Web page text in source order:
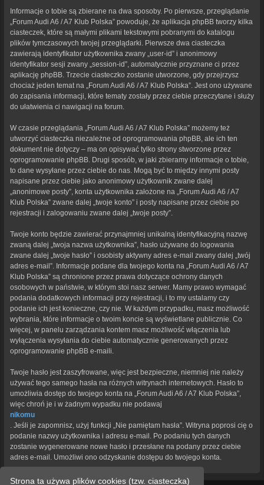
Strona ta używa plików cookies (tzw. ciasteczka)
Informacje o tobie są zbierane na dwa sposoby. Po pierwsze, przeglądanie
„Forum Audi A6 / A7 Klub Polska” powoduje, że aplikacja phpBB tworzy kilka
ciasteczek, które są małymi plikami tekstowymi pobranymi do katalogu
plików tymczasowych twojej przeglądarki. Pierwsze dwa ciasteczka
zawierają identyfikator użytkownika zwany „user-id” i anonimowy
identyfikator sesji zwany „session-id”, automatycznie przyznane ci przez
aplikację phpBB. Trzecie ciasteczko zostanie utworzone, gdy przejrzysz
chociaż jeden temat na „Forum Audi A6 / A7 Klub Polska”. Jest ono używane
do zapisania informacji, które tematy zostały przez ciebie przeczytane i służy
do ułatwienia ci nawigacji na forum.
W czasie przeglądania „Forum Audi A6 / A7 Klub Polska” możemy też
utworzyć ciasteczka niezależne od oprogramowania phpBB, ale ich ten
dokument nie dotyczy – ma on opisywać tylko strony stworzone przez
oprogramowanie phpBB. Drugi sposób, w jaki zbieramy informacje o tobie,
to dane wysyłane przez ciebie do nas. Mogą być to między innymi posty
napisane przez ciebie jako anonimowy użytkownik zwane dalej
„anonimowe posty”, konta użytkownika założone na „Forum Audi A6 / A7
Klub Polska” zwane dalej „twoje konto” i posty napisane przez ciebie po
rejestracji i zalogowaniu zwane dalej „twoje posty”.
Twoje konto będzie zawierać przynajmniej unikalną identyfikacyjną nazwę
zwaną dalej „twoja nazwa użytkownika”, hasło używane do logowania
zwane dalej „twoje hasło” i osobisty aktywny adres e-mail zwany dalej „twój
adres e-mail”. Informacje podane dla twojego konta na „Forum Audi A6 / A7
Klub Polska” są chronione przez prawa dotyczące ochrony danych
osobowych w państwie, w którym stoi nasz serwer. Mamy prawo wymagać
podania dodatkowych informacji przy rejestracji, i to my ustalamy czy
podanie ich jest konieczne, czy nie. W każdym przypadku, masz możliwość
wybrania, które informacje o twoim koncie są wyświetlane publicznie. Co
więcej, w panelu zarządzania kontem masz możliwość włączenia lub
wyłączenia wysyłania do ciebie automatycznie generowanych przez
oprogramowanie phpBB e-maili.
Twoje hasło jest zaszyfrowane, więc jest bezpieczne, niemniej nie należy
używać tego samego hasła na różnych witrynach internetowych. Hasło to
umożliwia dostęp do twojego konta na „Forum Audi A6 / A7 Klub Polska”,
więc chroń je i w żadnym wypadku nie podawaj
nikomu
. Jeśli je zapomnisz, użyj funkcji „Nie pamiętam hasła”. Witryna poprosi cię o
podanie nazwy użytkownika i adresu e-mail. Po podaniu tych danych
zostanie wygenerowane nowe hasło i przesłane na podany przez ciebie
adres e-mail. Umożliwi ono odzyskanie dostępu do twojego konta.